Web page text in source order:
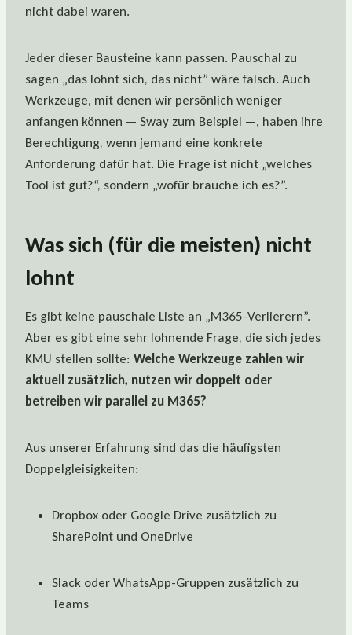
nicht dabei waren.
Jeder dieser Bausteine kann passen. Pauschal zu
sagen „das lohnt sich, das nicht” wäre falsch. Auch
Werkzeuge, mit denen wir persönlich weniger
anfangen können — Sway zum Beispiel —, haben ihre
Berechtigung, wenn jemand eine konkrete
Anforderung dafür hat. Die Frage ist nicht „welches
Tool ist gut?“, sondern „wofür brauche ich es?”.
Was sich (für die meisten) nicht
lohnt
Es gibt keine pauschale Liste an „M365-Verlierern”.
Aber es gibt eine sehr lohnende Frage, die sich jedes
KMU stellen sollte: Welche Werkzeuge zahlen wir
aktuell zusätzlich, nutzen wir doppelt oder
betreiben wir parallel zu M365?
Aus unserer Erfahrung sind das die häufigsten
Doppelgleisigkeiten:
Dropbox oder Google Drive zusätzlich zu
SharePoint und OneDrive
Slack oder WhatsApp-Gruppen zusätzlich zu
Teams